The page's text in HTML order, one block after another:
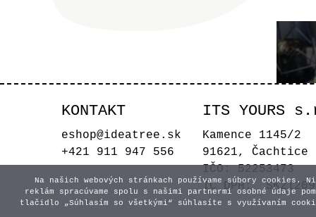
KONTAKT
eshop@ideatree.sk
+421 911 947 556
ITS YOURS
Kamence 1145/2
91621, Čachtice
IČO: 52253473
IČ DPH:
Na našich webových stránkach používame súbory
reklám spracúvame spolu s našimi partnermi osobné údaje
tlačidlo „Súhlasím so všetkými“ súhlasíte s využívaním